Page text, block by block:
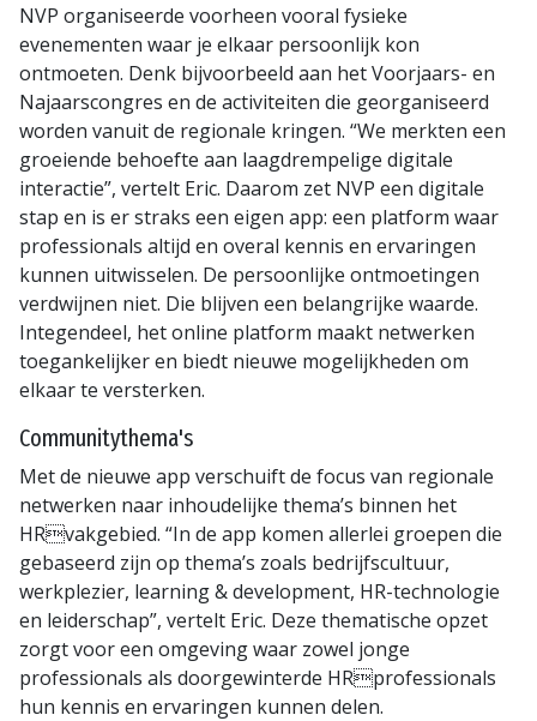
NVP organiseerde voorheen vooral fysieke
evenementen waar je elkaar persoonlijk kon
ontmoeten. Denk bijvoorbeeld aan het Voorjaars- en
Najaarscongres en de activiteiten die georganiseerd
worden vanuit de regionale kringen. “We merkten een
groeiende behoefte aan laagdrempelige digitale
interactie”, vertelt Eric. Daarom zet NVP een digitale
stap en is er straks een eigen app: een platform waar
professionals altijd en overal kennis en ervaringen
kunnen uitwisselen. De persoonlijke ontmoetingen
verdwijnen niet. Die blijven een belangrijke waarde.
Integendeel, het online platform maakt netwerken
toegankelijker en biedt nieuwe mogelijkheden om
elkaar te versterken.
Communitythema's
Met de nieuwe app verschuift de focus van regionale
netwerken naar inhoudelijke thema’s binnen het
HRvakgebied. “In de app komen allerlei groepen die
gebaseerd zijn op thema’s zoals bedrijfscultuur,
werkplezier, learning & development, HR-technologie
en leiderschap”, vertelt Eric. Deze thematische opzet
zorgt voor een omgeving waar zowel jonge
professionals als doorgewinterde HRprofessionals
hun kennis en ervaringen kunnen delen.